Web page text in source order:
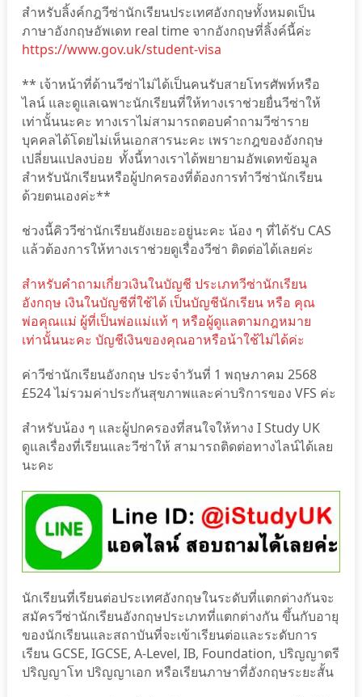
สำหรับลิ้งค์กฎวีซ่านักเรียนประเทศอังกฤษทั้งหมดเป็น
ภาษาอังกฤษอัพเดท real time จากอังกฤษที่ลิ้งค์นี้ค่ะ
https://www.gov.uk/student-visa
** เจ้าหน้าที่ด้านวีซ่าไม่ได้เป็นคนรับสายโทรศัพท์หรือ
ไลน์ และดูแลเฉพาะนักเรียนที่ให้ทางเราช่วยยื่นวีซ่าให้
เท่านั้นนะคะ ทางเราไม่สามารถตอบคำถามวีซ่าราย
บุคคลได้โดยไม่เห็นเอกสารนะคะ เพราะกฎของอังกฤษ
เปลี่ยนแปลงบ่อย ทั้งนี้ทางเราได้พยายามอัพเดทข้อมูล
สำหรับนักเรียนหรือผู้ปกครองที่ต้องการทำวีซ่านักเรียน
ด้วยตนเองค่ะ**
ช่วงนี้คิววีซ่านักเรียนยังเยอะอยู่นะคะ น้อง ๆ ที่ได้รับ CAS
แล้วต้องการให้ทางเราช่วยดูเรื่องวีซ่า ติดต่อได้เลยค่ะ
สำหรับคำถามเกี่ยวเงินในบัญชี ประเภทวีซ่านักเรียน
อังกฤษ เงินในบัญชีที่ใช้ได้ เป็นบัญชีนักเรียน หรือ คุณ
พ่อคุณแม่ ผู้ที่เป็นพ่อแม่แท้ ๆ หรือผู้ดูแลตามกฎหมาย
เท่านั้นนะคะ บัญชีเงินของคุณอาหรือน้าใช้ไม่ได้ค่ะ
ค่าวีซ่านักเรียนอังกฤษ ประจำวันที่ 1 พฤษภาคม 2568
£524 ไม่รวมค่าประกันสุขภาพและค่าบริการของ VFS ค่ะ
สำหรับน้อง ๆ และผู้ปกครองที่สนใจให้ทาง I Study UK
ดูแลเรื่องที่เรียนและวีซ่าให้ สามารถติดต่อทางไลน์ได้เลย
นะคะ
นักเรียนที่เรียนต่อประเทศอังกฤษในระดับที่แตกต่างกันจะ
สมัครวีซ่านักเรียนอังกฤษประเภทที่แตกต่างกัน ขึ้นกับอายุ
ของนักเรียนและสถาบันที่จะเข้าเรียนต่อและระดับการ
เรียน GCSE, IGCSE, A-Level, IB, Foundation, ปริญญาตรี
ปริญญาโท ปริญญาเอก หรือเรียนภาษาที่อังกฤษระยะสั้น